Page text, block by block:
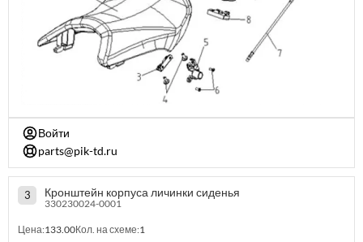
Войти
parts@pik-td.ru
3 Кронштейн корпуса личинки сиденья
330230024-0001
Цена:133.00Кол. на схеме:1